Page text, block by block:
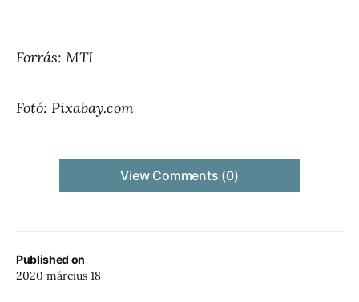
Published on
2020 március 18
Forrás: MTI
Fotó: Pixabay.com
View Comments (0)